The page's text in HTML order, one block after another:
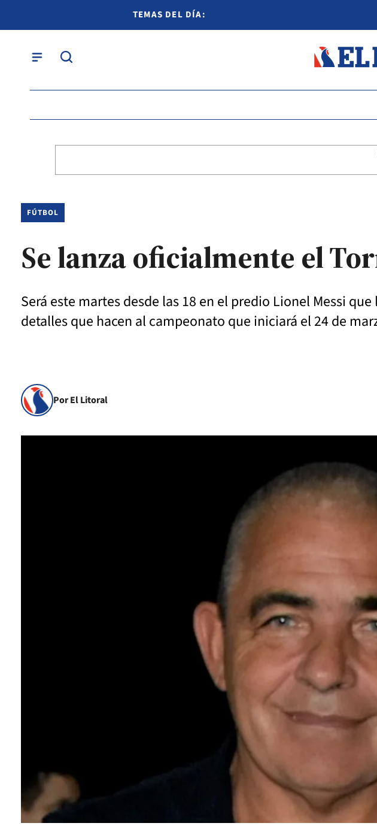
TEMAS DEL DÍA:
FÚTBOL
Se lanza oficialmente el
Será este martes desde las 18 en el predio Lionel Messi
detalles que hacen al campeonato que iniciará el 24 de
Por El Litoral